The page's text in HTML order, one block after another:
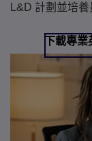
L&D 計劃並培
下載專業